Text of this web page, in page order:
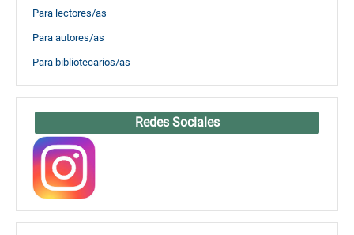
Para lectores/as
Para autores/as
Para bibliotecarios/as
Redes Sociales